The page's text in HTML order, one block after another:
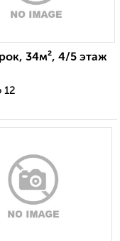
34м², 4/5 этаж
12